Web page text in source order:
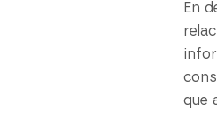
En
que